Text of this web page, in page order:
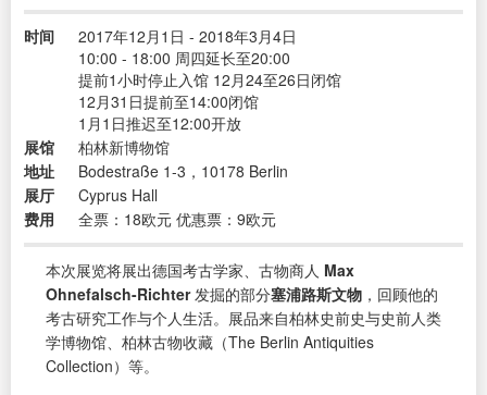
时间
2017年12月1日 - 2018年3月4日
10:00 - 18:00 周四延长至20:00
提前1小时停止入馆 12月24至26日闭馆
12月31日提前至14:00闭馆
1月1日推迟至12:00开放
展馆
柏林新博物馆
地址
Bodestraße 1-3，10178 Berlin
展厅
Cyprus Hall
费用
全票：18欧元 优惠票：9欧元
本次展览将展出德国考古学家、古物商人 Max
Ohnefalsch-Richter发掘的部分塞浦路斯文物 ，回顾他的
考古研究工作与个人生活。展品来自柏林史前史与史前人类
学博物馆、柏林古物收藏（The Berlin Antiquities
Collection）等。